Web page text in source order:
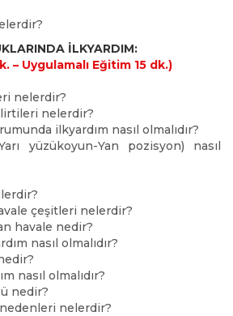
İLKYARDIM:
– Uygulamalı Eğitim 15 dk.)
nelerdir?
nelerdir?
ilkyardım nasıl olmalıdır?
yüzükoyun-Yan pozisyon) nasıl
çeşitleri nelerdir?
havale nedir?
nasıl olmalıdır?
nasıl olmalıdır?
nedir?
nelerdir?